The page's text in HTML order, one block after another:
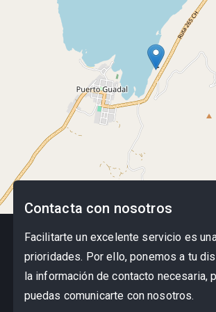
Leaflet
Contacta con nosotros
Facilitarte un excelente servicio es
prioridades. Por ello, ponemos a tu
la información de contacto necesaria,
puedas comunicarte con nosotros.